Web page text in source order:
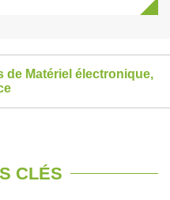
de Matériel électronique,
CLÉS